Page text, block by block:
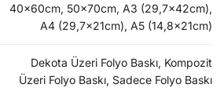
40x60cm, 50x70cm, A3 (29,7x42cm),
A4 (29,7x21cm), A5 (14,8x21cm)
Dekota Üzeri Folyo Baskı, Kompozit
Üzeri Folyo Baskı, Sadece Folyo Baskı